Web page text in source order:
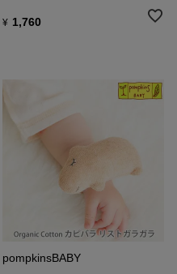
¥ 1,760
pompkinsBABY